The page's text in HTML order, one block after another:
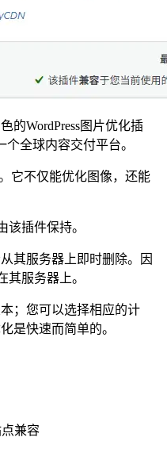
的WordPress图片优化插
全球内容交付平台。
它不仅能优化图像，还能
该插件保持。
其服务器上即时删除。因
其服务器上。
；您可以选择相应的计
是快速而简单的。
点兼容